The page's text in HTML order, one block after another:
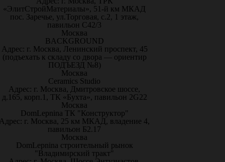
«ЭлитСтройМатериалы», 51-й км МКАД
пос. Заречье, ул.Торговая, с.2, 1 этаж,
павильон С42/3
Москва
BACKGROUND
Адрес: г. Москва, Ленинский проспект, 45
(подъехать к складу со двора — ориентир
ПОДЪЕЗД №8)
Москва
Ceramics Studio
Адрес: г. Москва, Дмитровское шоссе,
д.165, корп.1, ТК «Бухта», павильон 2G22
Москва
DomLepnina ТК "Конструктор"
г. Москва, 25 км МКАД, владение 4,
павильон Б2.17
Москва
DomLepnina строительный рынок
"Владимирский тракт"